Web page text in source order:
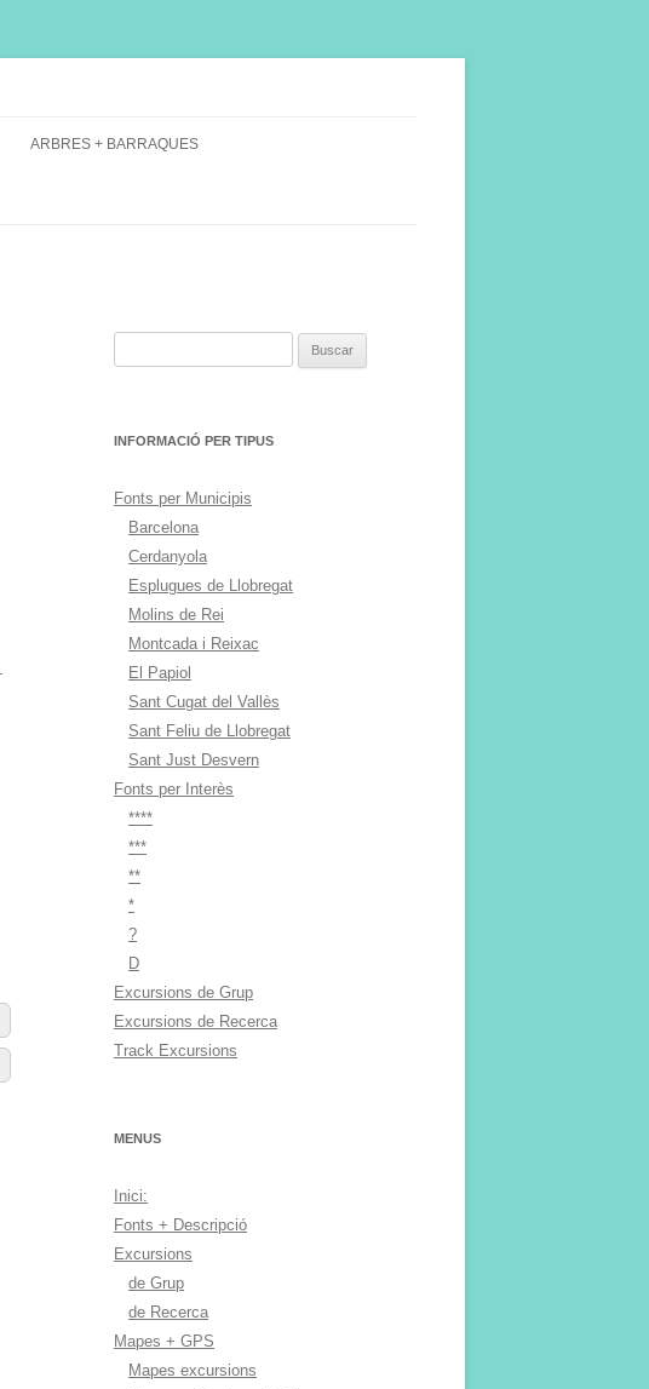
ARBRES + BARRAQUES
INFORMACIÓ PER TIPUS
Fonts per Municipis
Barcelona
Cerdanyola
Esplugues de Llobregat
Molins de Rei
Montcada i Reixac
El Papiol
Sant Cugat del Vallès
Sant Feliu de Llobregat
Sant Just Desvern
Fonts per Interès
****
***
**
*
?
D
Excursions de Grup
Excursions de Recerca
Track Excursions
MENUS
Inici:
Fonts + Descripció
Excursions
de Grup
de Recerca
Mapes + GPS
Mapes excursions